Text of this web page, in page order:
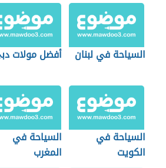
السياحة في لبنان أفضل مولات
السياحة في
الكويت
السياحة في
المغرب